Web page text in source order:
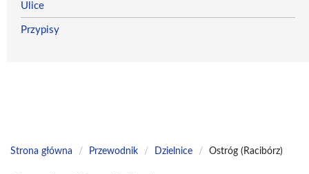
Ulice
Przypisy
Strona główna / Przewodnik / Dzielnice / Ostróg (Racibórz)